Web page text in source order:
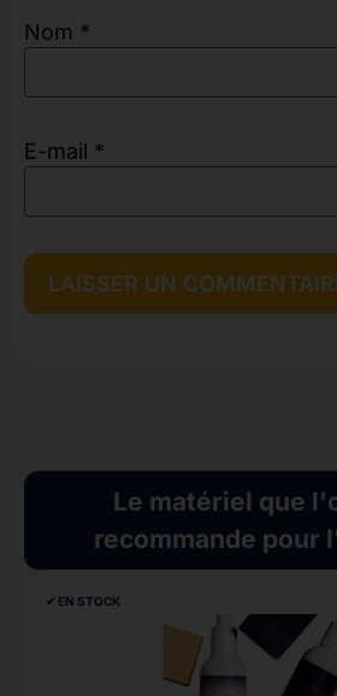
Nom *
E-mail *
Le matériel que
recommande pour
✔︎ EN STOCK